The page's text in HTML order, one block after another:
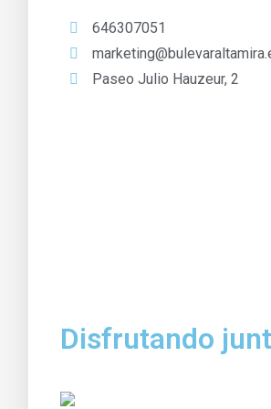
646307051
Paseo Julio Hauzeur, 2
Disfrutando